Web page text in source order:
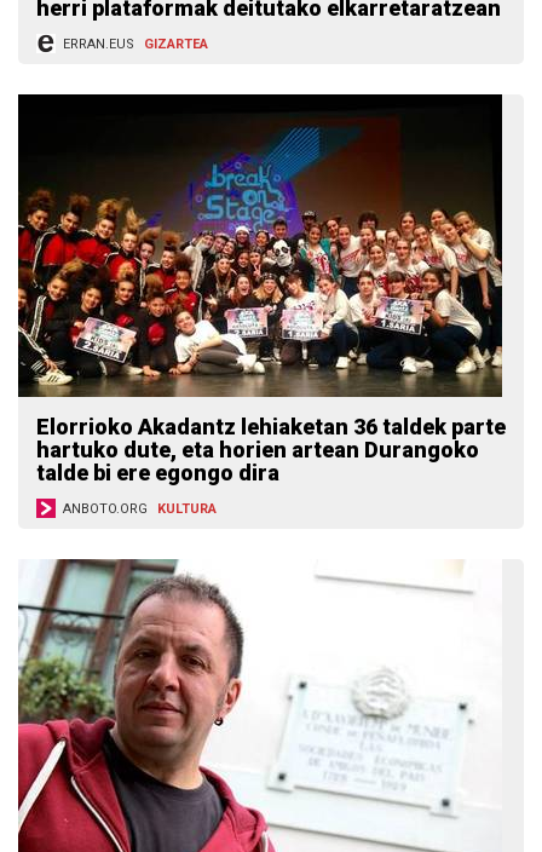
herri plataformak deitutako elkarretaratzean
ERRAN.EUS GIZARTEA
Elorrioko Akadantz lehiaketan 36 taldek parte
hartuko dute, eta horien artean Durangoko
talde bi ere egongo dira
ANBOTO.ORG KULTURA